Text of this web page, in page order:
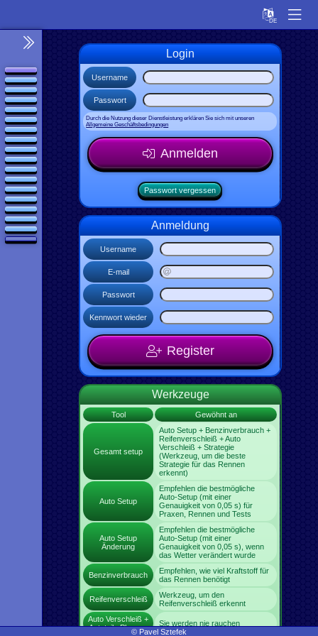
Login
Username
Passwort
Durch die Nutzung dieser Dienstleistung erklären Sie sich mit unseren
Allgemeine Geschäftsbedingungen
Anmelden
Passwort vergessen
Anmeldung
Username
E-mail
Passwort
Kennwort wieder
Register
Werkzeuge
Tool Gewöhnt an
Gesamt setup
Auto Setup + Benzinverbrauch +
Reifenverschleiß + Auto
Verschleiß + Strategie
(Werkzeug, um die beste
Strategie für das Rennen
erkennt)
Auto Setup
Empfehlen die bestmögliche
Auto-Setup (mit einer
Genauigkeit von 0,05 s) für
Praxen, Rennen und Tests
Auto Setup
Änderung
Empfehlen die bestmögliche
Auto-Setup (mit einer
Genauigkeit von 0,05 s), wenn
das Wetter verändert wurde
Benzinverbrauch
Empfehlen, wie viel Kraftstoff für
das Rennen benötigt
Reifenverschleiß
Werkzeug, um den
Reifenverschleiß erkennt
Auto Verschleiß +
Autoteile Planung
Sie werden nie rauchen
© Pavel Sztefek